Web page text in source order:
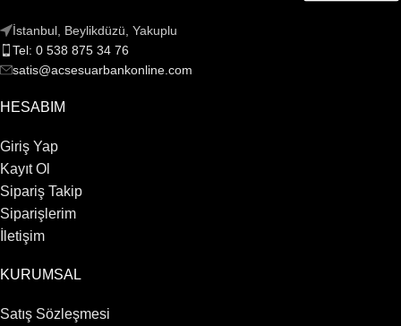
İstanbul, Beylikdüzü, Yakuplu
Tel: 0 538 875 34 76
satis@acsesuarbankonline.com
HESABIM
Giriş Yap
Kayıt Ol
Sipariş Takip
Siparişlerim
İletişim
KURUMSAL
Satış Sözleşmesi